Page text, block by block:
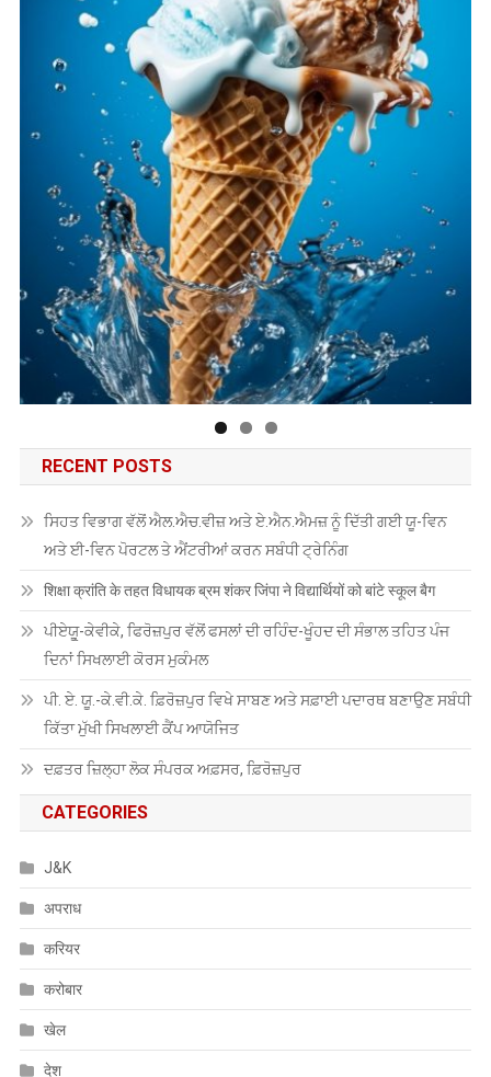
RECENT POSTS
ਸਿਹਤ ਵਿਭਾਗ ਵੱਲੋਂ ਐਲ.ਐਚ.ਵੀਜ਼ ਅਤੇ ਏ.ਐਨ.ਐਮਜ਼ ਨੂੰ ਦਿੱਤੀ ਗਈ ਯੂ-ਵਿਨ
ਅਤੇ ਈ-ਵਿਨ ਪੋਰਟਲ ਤੇ ਐਂਟਰੀਆਂ ਕਰਨ ਸਬੰਧੀ ਟ੍ਰੇਨਿੰਗ
शिक्षा क्रांति के तहत विधायक ब्रम शंकर जिंपा ने विद्यार्थियों को बांटे स्कूल बैग
ਪੀਏਯੂੑ-ਕੇਵੀਕੇ, ਫਿਰੋਜ਼ਪੁਰ ਵੱਲੋਂ ਫਸਲਾਂ ਦੀ ਰਹਿੰਦ-ਖੂੰਹਦ ਦੀ ਸੰਭਾਲ ਤਹਿਤ ਪੰਜ
ਦਿਨਾਂ ਸਿਖਲਾਈ ਕੋਰਸ ਮੁਕੰਮਲ
ਪੀ. ਏ. ਯੂ.-ਕੇ.ਵੀ.ਕੇ. ਫ਼ਿਰੋਜ਼ਪੁਰ ਵਿਖੇ ਸਾਬਣ ਅਤੇ ਸਫ਼ਾਈ ਪਦਾਰਥ ਬਣਾਉਣ ਸਬੰਧੀ
ਕਿੱਤਾ ਮੁੱਖੀ ਸਿਖਲਾਈ ਕੈਂਪ ਆਯੋਜਿਤ
ਦਫ਼ਤਰ ਜ਼ਿਲ੍ਹਾ ਲੋਕ ਸੰਪਰਕ ਅਫ਼ਸਰ, ਫ਼ਿਰੋਜ਼ਪੁਰ
CATEGORIES
J&K
अपराध
करियर
करोबार
खेल
देश